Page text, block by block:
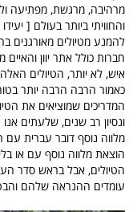
מרהיבה, מרגשת, מפתיעה
והחוויתי ביותר בעולם [
איש, לא יותר, הטיולים
כאמור הרבה הרבה יותר
המדריכים שמוציאים את
ונסיון רב שנים, שלעתים
מלווה נוסף דובר עברית עם
הוצאת מלווה נוסף עם או
הטיולים, אבל בראש סדר
עומדים ההנראה שלהם